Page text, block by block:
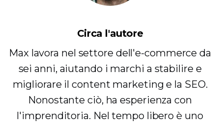
Circa l'autore
Max lavora nel settore dell'e-commerce da
sei anni, aiutando i marchi a stabilire e
migliorare il content marketing e la SEO.
Nonostante ciò, ha esperienza con
l'imprenditoria. Nel tempo libero è uno